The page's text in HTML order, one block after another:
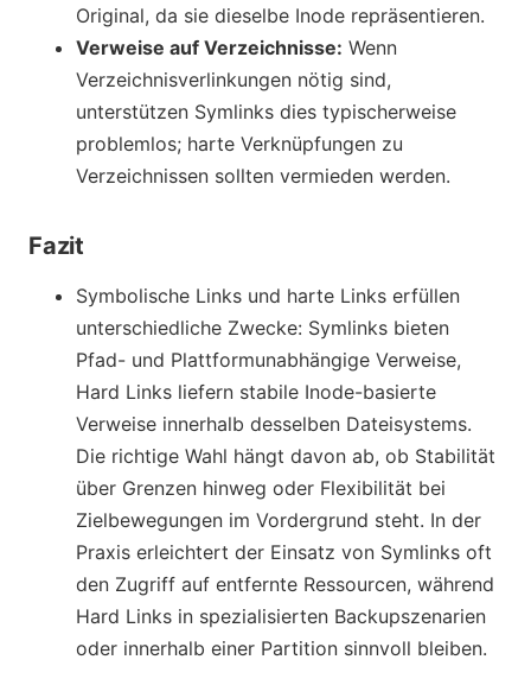
Original, da sie dieselbe Inode repräsentieren.
Verweise auf Verzeichnisse: Wenn
Verzeichnisverlinkungen nötig sind,
unterstützen Symlinks dies typischerweise
problemlos; harte Verknüpfungen zu
Verzeichnissen sollten vermieden werden.
Fazit
Symbolische Links und harte Links erfüllen
unterschiedliche Zwecke: Symlinks bieten
Pfad- und Plattformunabhängige Verweise,
Hard Links liefern stabile Inode-basierte
Verweise innerhalb desselben Dateisystems.
Die richtige Wahl hängt davon ab, ob Stabilität
über Grenzen hinweg oder Flexibilität bei
Zielbewegungen im Vordergrund steht. In der
Praxis erleichtert der Einsatz von Symlinks oft
den Zugriff auf entfernte Ressourcen, während
Hard Links in spezialisierten Backupszenarien
oder innerhalb einer Partition sinnvoll bleiben.